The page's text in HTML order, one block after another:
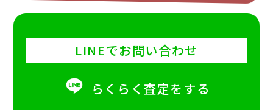
LINEでお問い合わせ
らくらく査定をする